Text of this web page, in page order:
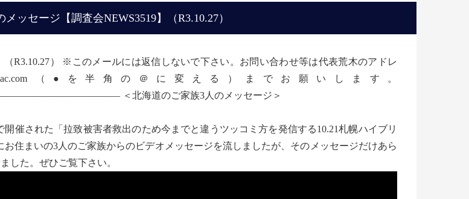
ッセージ【調査会NEWS3519】（R3.10.27）
（R3.10.27） ※このメールには返信しないで下さい。お問い合わせ等は代表荒木のアドレ
（●を半角の＠に変える）までお願いします。
＜北海道のご家族3人のメッセージ＞
催された「拉致被害者救出のため今までと違うツッコミ方を発信する10.21札幌ハイブリ
お住まいの3人のご家族からのビデオメッセージを流しましたが、そのメッセージだけあら
した。ぜひご覧下さい。